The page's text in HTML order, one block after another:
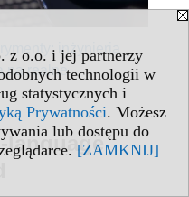
z o.o. i jej partnerzy
technologii w
statystycznych i
Prywatności. Możesz
lub dostępu do
[ZAMKNIJ]
inżynieria
na realne
language